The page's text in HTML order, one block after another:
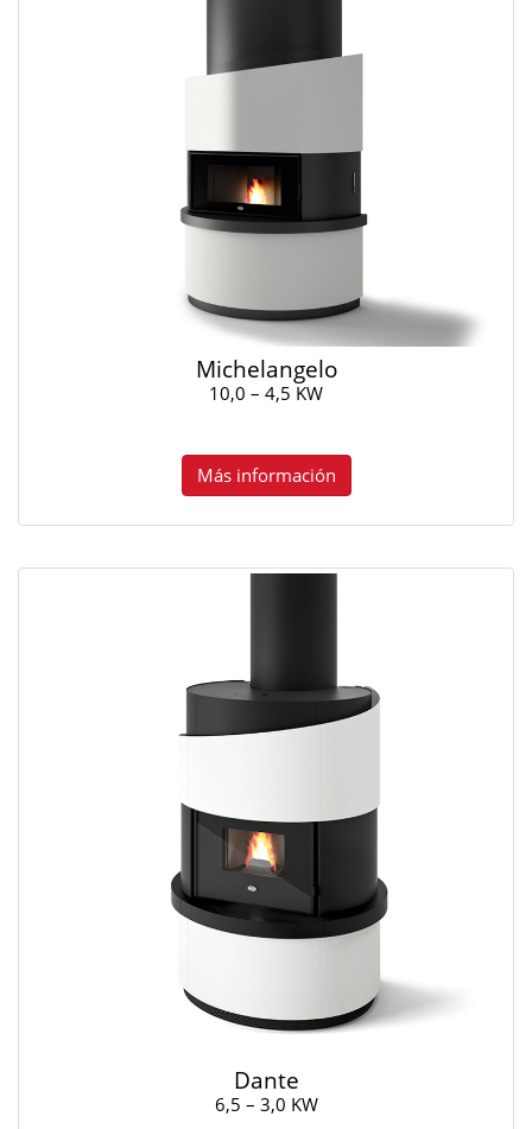
Michelangelo
10,0 – 4,5 KW
Más información
Dante
6,5 – 3,0 KW